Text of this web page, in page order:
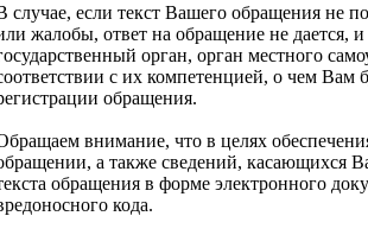
случае, если текст Вашего обращения не
жалобы, ответ на обращение не дается,
орган, орган местного
с их компетенцией, о чем Вам
обращения.
внимание, что в целях
а также сведений, касающихся
обращения в форме электронного
кода.